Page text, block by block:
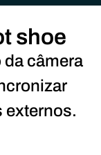
shoe
câmera
externos.